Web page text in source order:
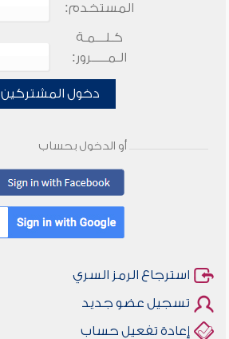
المستخدم:
كـلـــمـة
الـمـــــرور:
دخول المشتركين
أو الدخول بحساب
استرجاع الرمز السري
تسجيل عضو جديد
إعادة تفعيل حساب